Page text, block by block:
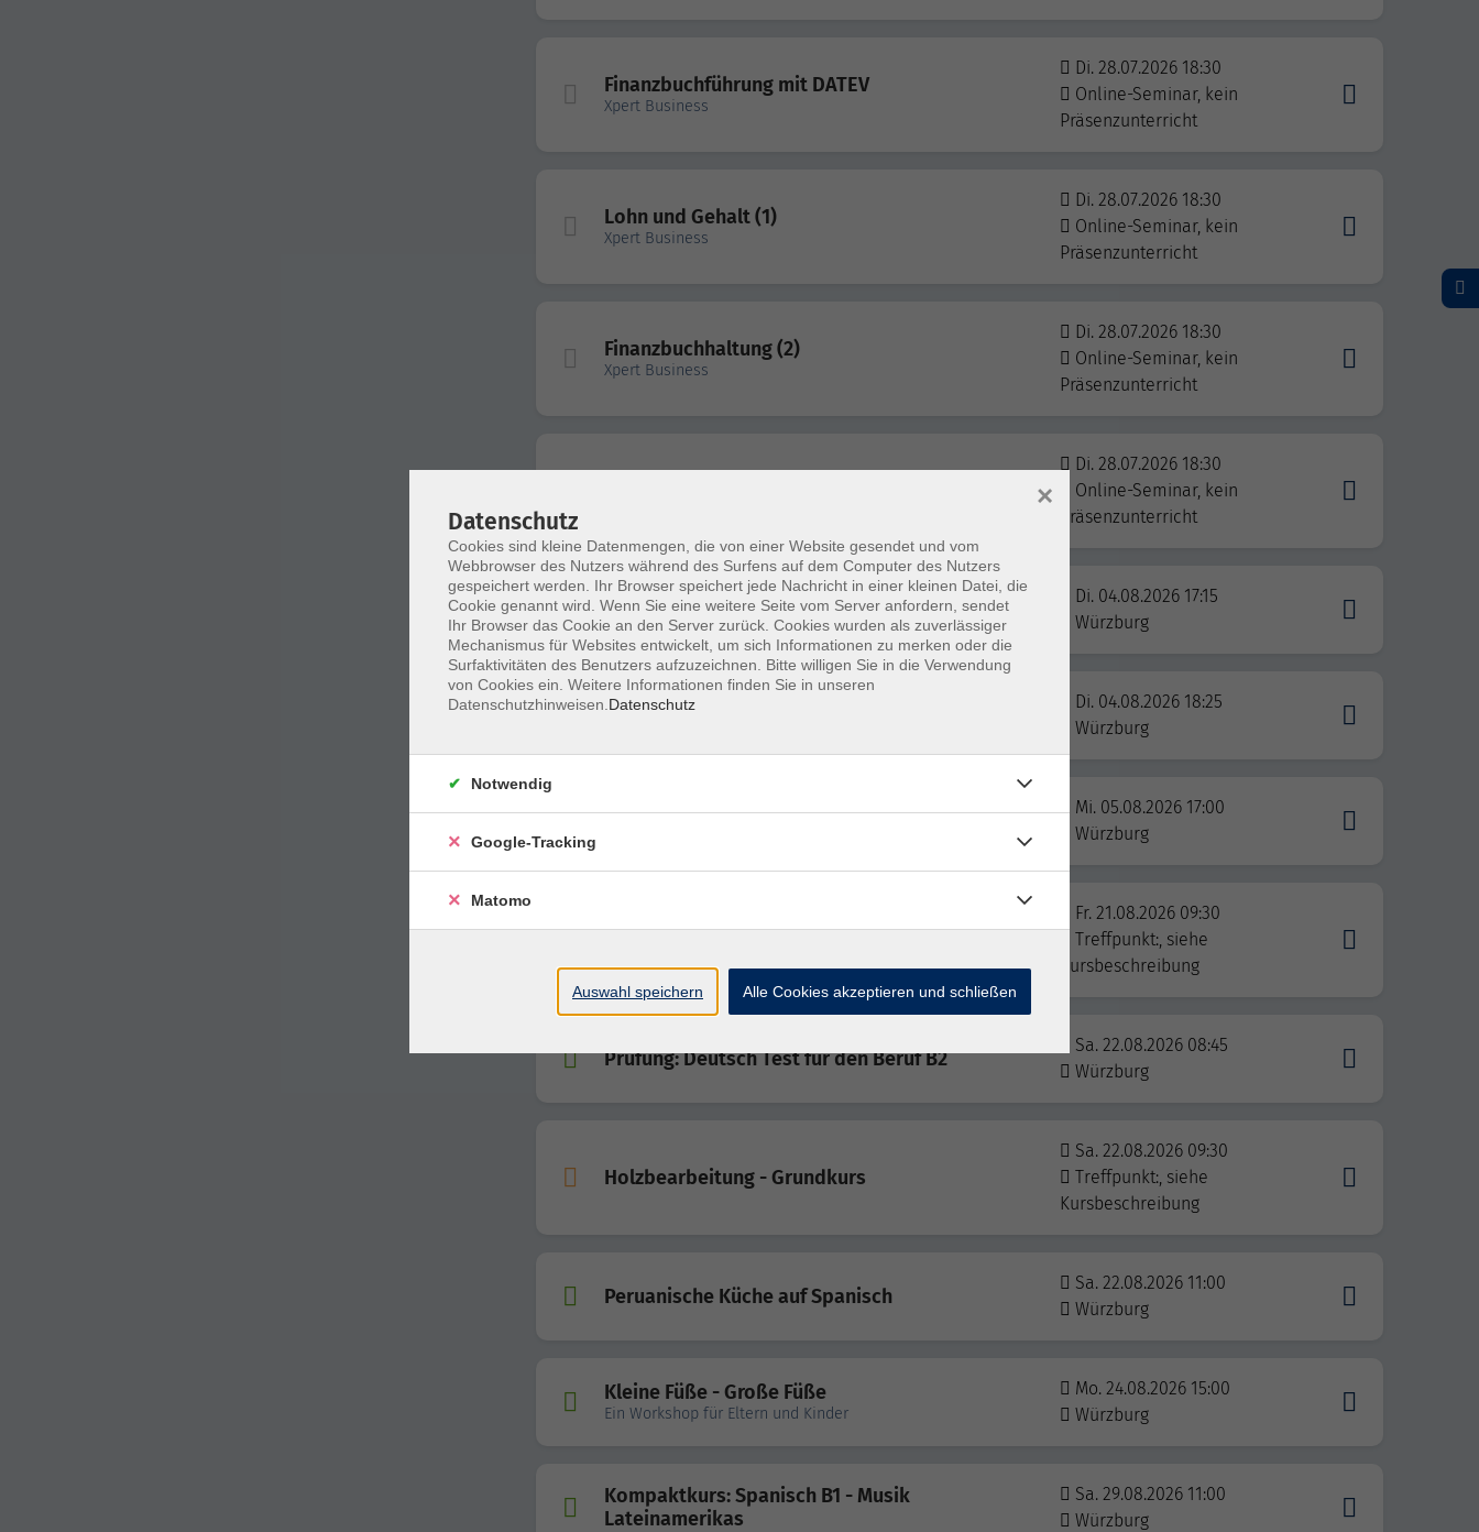
Finanzbuchführung mit DATEV
Xpert Business
Di. 28.07.2026 18:30
Online-Seminar, kein
Präsenzunterricht
Lohn und Gehalt (1)
Xpert Business
Di. 28.07.2026 18:30
Online-Seminar, kein
Präsenzunterricht
Finanzbuchhaltung (2)
Xpert Business
Di. 28.07.2026 18:30
Online-Seminar, kein
Präsenzunterricht
Di. 28.07.2026 18:30
Online-Seminar, kein
Präsenzunterricht
Pilates Basics und Mittelstufe
Di. 04.08.2026 17:15
Würzburg
Pilates für Fortgeschrittene
Di. 04.08.2026 18:25
Würzburg
Sommerakademie: Menschliche Skulpturen,
Mi. 05.08.2026 17:00
Würzburg
Fr. 21.08.2026 09:30
Treffpunkt:, siehe
Kursbeschreibung
Prüfung: Deutsch Test für den Beruf B2
Sa. 22.08.2026 08:45
Würzburg
Holzbearbeitung - Grundkurs
Sa. 22.08.2026 09:30
Treffpunkt:, siehe
Kursbeschreibung
Peruanische Küche auf Spanisch
Sa. 22.08.2026 11:00
Würzburg
Kleine Füße - Große Füße
Ein Workshop für Eltern und Kinder
Mo. 24.08.2026 15:00
Würzburg
Kompaktkurs: Spanisch B1 - Musik
Lateinamerikas
Sa. 29.08.2026 11:00
Würzburg
Datenschutz
Cookies sind kleine Datenmengen, die von einer Website gesendet und vom
Webbrowser des Nutzers während des Surfens auf dem Computer des Nutzers
gespeichert werden. Ihr Browser speichert jede Nachricht in einer kleinen Datei, die
Cookie genannt wird. Wenn Sie eine weitere Seite vom Server anfordern, sendet
Ihr Browser das Cookie an den Server zurück. Cookies wurden als zuverlässiger
Mechanismus für Websites entwickelt, um sich Informationen zu merken oder die
Surfaktivitäten des Benutzers aufzuzeichnen. Bitte willigen Sie in die Verwendung
von Cookies ein. Weitere Informationen finden Sie in unseren
Datenschutzhinweisen. Datenschutz
×
Notwendig
Google-Tracking
Matomo
Auswahl speichern Alle Cookies akzeptieren und schließen